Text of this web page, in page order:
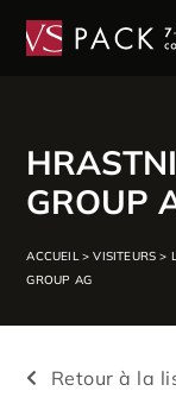
GROUP
ACCUEIL>VISITEURS >
GROUP AG
Retour à la